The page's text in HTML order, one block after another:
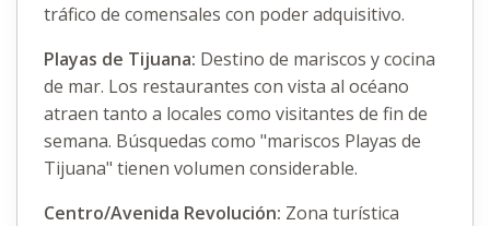
tráfico de comensales con poder adquisitivo.
Playas de Tijuana: Destino de mariscos y cocina
de mar. Los restaurantes con vista al océano
atraen tanto a locales como visitantes de fin de
semana. Búsquedas como "mariscos Playas de
Tijuana" tienen volumen considerable.
Centro/Avenida Revolución: Zona turística